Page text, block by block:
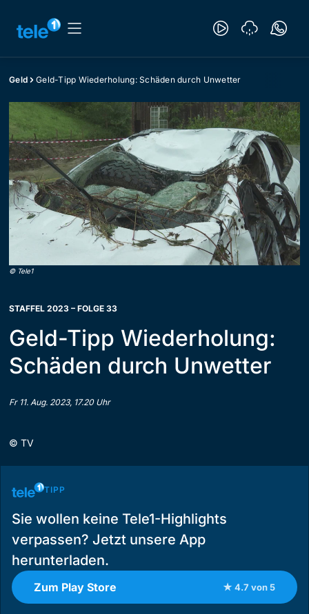
Geld Geld-Tipp Wiederholung: Schäden durch Unwetter
© Tele1
STAFFEL 2023 – FOLGE 33
Geld-Tipp Wiederholung:
Schäden durch Unwetter
Fr 11. Aug. 2023, 17.20 Uhr
© TV
TIPP
Sie wollen keine Tele1-Highlights
verpassen? Jetzt unsere App
herunterladen.
Zum Play Store ★ 4.7 von 5